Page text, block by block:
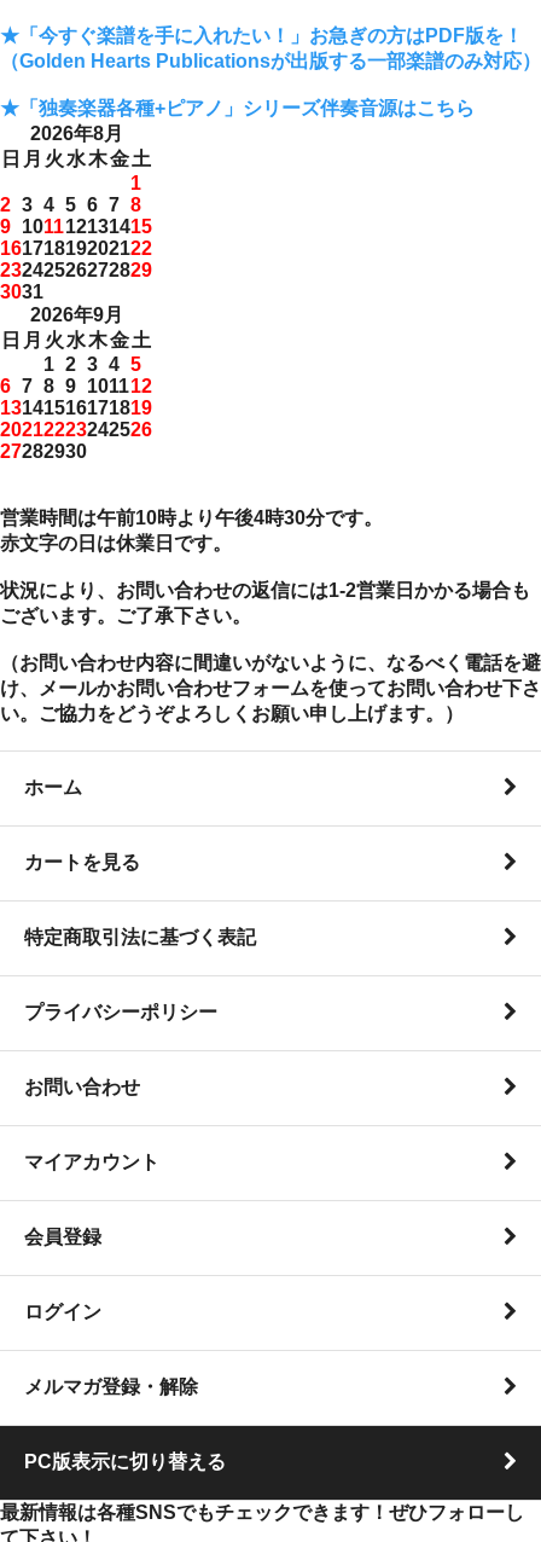
★「今すぐ楽譜を手に入れたい！」お急ぎの方はPDF版を！
（Golden Hearts Publicationsが出版する一部楽譜のみ対応）
★「独奏楽器各種+ピアノ」シリーズ伴奏音源はこちら
2026年8月
日 月 火 水木金土
1
2 3 4 5 6 7 8
9 101112131415
16171819202122
23242526272829
3031
2026年9月
日 月 火 水木金土
1 2 3 4 5
6 7 8 9 101112
13141516171819
20212223242526
27282930
営業時間は午前10時より午後4時30分です。
赤文字の日は休業日です。
状況により、お問い合わせの返信には1-2営業日かかる場合も
ございます。ご了承下さい。
（お問い合わせ内容に間違いがないように、なるべく電話を避
け、メールかお問い合わせフォームを使ってお問い合わせ下さ
い。ご協力をどうぞよろしくお願い申し上げます。）
ホーム
カートを見る
特定商取引法に基づく表記
プライバシーポリシー
お問い合わせ
マイアカウント
会員登録
ログイン
メルマガ登録・解除
PC版表示に切り替える
最新情報は各種SNSでもチェックできます！ぜひフォローし
て下さい！